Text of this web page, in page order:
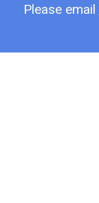
Please email